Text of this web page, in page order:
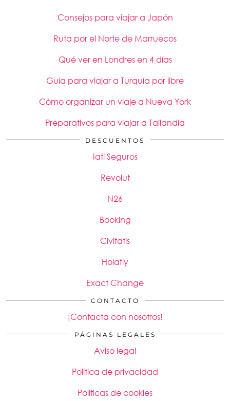
Consejos para viajar a Japón
Ruta por el Norte de Marruecos
Qué ver en Londres en 4 días
Guía para viajar a Turquía por libre
Cómo organizar un viaje a Nueva York
Preparativos para viajar a Tailandia
DESCUENTOS
Iati Seguros
Revolut
N26
Booking
Civitatis
Holafly
Exact Change
CONTACTO
¡Contacta con nosotros!
PÁGINAS LEGALES
Aviso legal
Política de privacidad
Políticas de cookies